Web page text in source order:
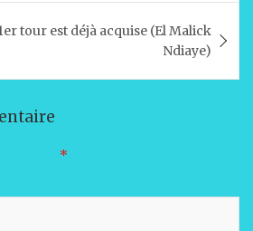
ntour est déjà acquise (El Malick
Ndiaye)
sera pas publiée.
avec *